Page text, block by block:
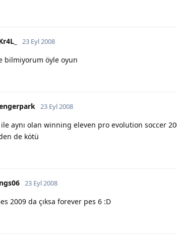
23 Eyl 2008
bilmiyorum öyle oyun
23 Eyl 2008
aynı olan winning eleven pro evolution soccer
de kötü
23 Eyl 2008
2009 da çıksa forever pes 6 :D